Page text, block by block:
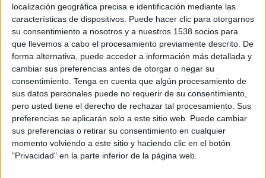
localización geográfica precisa e identificación mediante las
características de dispositivos. Puede hacer clic para otorgarnos
su consentimiento a nosotros y a nuestros 1538 socios para
que llevemos a cabo el procesamiento previamente descrito. De
forma alternativa, puede acceder a información más detallada y
cambiar sus preferencias antes de otorgar o negar su
consentimiento. Tenga en cuenta que algún procesamiento de
sus datos personales puede no requerir de su consentimiento,
pero usted tiene el derecho de rechazar tal procesamiento. Sus
preferencias se aplicarán solo a este sitio web. Puede cambiar
sus preferencias o retirar su consentimiento en cualquier
momento volviendo a este sitio y haciendo clic en el botón
"Privacidad" en la parte inferior de la página web.
Mobile marketing
El sector móvil en España aumenta su auge ante
el elevado uso por parte de los usuarios durante
la pandemia:
Mobile marketing como paraguas al Covid-19
Los mejores del año 2020
Nueva edición de 'Los mejores actores de la
industria publicitaria española':
LLYC, Ulled Asociados y DDB Spain encabezan el
ranking
-Los mejores por disciplinas